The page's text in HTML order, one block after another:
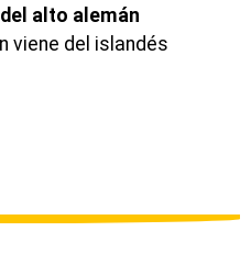
alto alemán
viene del islandés